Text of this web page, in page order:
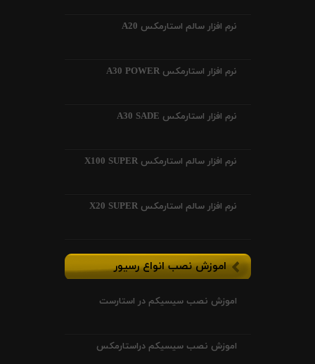
نرم افزار سالم استارمکس A20
نرم افزار استارمکس A30 POWER
نرم افزار استارمکس A30 SADE
نرم افزار سالم استارمکس X100 SUPER
نرم افزار سالم استارمکس X20 SUPER
اموزش نصب انواع رسیور
اموزش نصب سیسیکم در استارست
اموزش نصب سیسیکم دراستارمکس